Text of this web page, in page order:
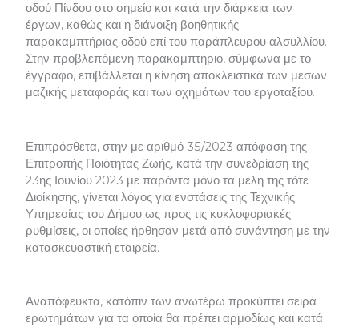
οδού Πίνδου στο σημείο και κατά την διάρκεια των
έργων, καθώς και η διάνοιξη βοηθητικής
παρακαμπτήριας οδού επί του παράπλευρου αλσυλλίου.
Στην προβλεπόμενη παρακαμπτήριο, σύμφωνα με το
έγγραφο, επιβάλλεται η κίνηση αποκλειστικά των μέσων
μαζικής μεταφοράς και των οχημάτων του εργοταξίου.
Επιπρόσθετα, στην με αριθμό 35/2023 απόφαση της
Επιτροπής Ποιότητας Ζωής, κατά την συνεδρίαση της
23ης Ιουνίου 2023 με παρόντα μόνο τα μέλη της τότε
Διοίκησης, γίνεται λόγος για ενστάσεις της Τεχνικής
Υπηρεσίας του Δήμου ως προς τις κυκλοφοριακές
ρυθμίσεις, οι οποίες ήρθησαν μετά από συνάντηση με την
κατασκευαστική εταιρεία.
Αναπόφευκτα, κατόπιν των ανωτέρω προκύπτει σειρά
ερωτημάτων για τα οποία θα πρέπει αρμοδίως και κατά